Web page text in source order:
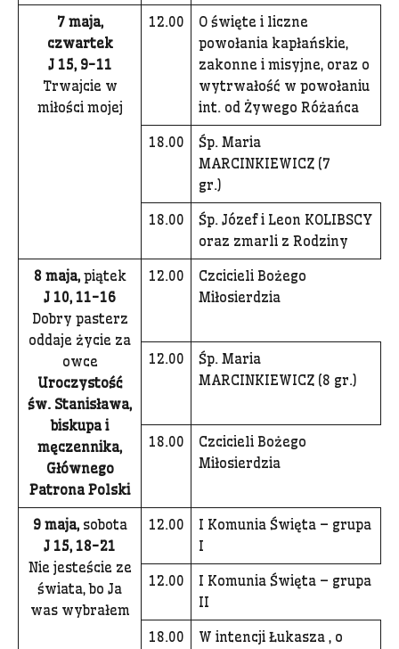
7 maja,
czwartek
J 15, 9-11
Trwajcie w
miłości mojej
12.00
O święte i liczne
powołania kapłańskie,
zakonne i misyjne, oraz o
wytrwałość w powołaniu
int. od Żywego Różańca
18.00
Śp. Maria
MARCINKIEWICZ (7
gr.)
18.00
Śp. Józef i Leon KOLIBSCY
oraz zmarli z Rodziny
8 maja, piątek
J 10, 11-16
Dobry pasterz
oddaje życie za
owce
Uroczystość
św. Stanisława,
biskupa i
męczennika,
Głównego
Patrona Polski
12.00
Czcicieli Bożego
Miłosierdzia
12.00
Śp. Maria
MARCINKIEWICZ (8 gr.)
18.00
Czcicieli Bożego
Miłosierdzia
9 maja, sobota
J 15, 18-21
Nie jesteście ze
świata, bo Ja
was wybrałem
12.00
I Komunia Święta – grupa
I
12.00
I Komunia Święta – grupa
II
18.00
W intencji Łukasza , o